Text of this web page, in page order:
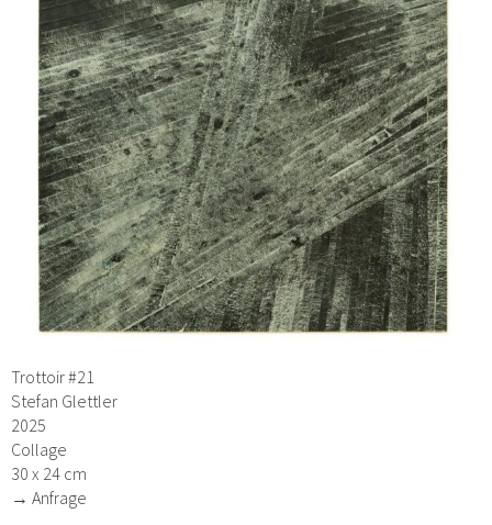
Trottoir #21
Stefan Glettler
2025
Collage
30 x 24 cm
→ Anfrage